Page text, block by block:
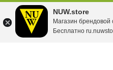
NUW.store
Магазин брендовой
Бесплатно